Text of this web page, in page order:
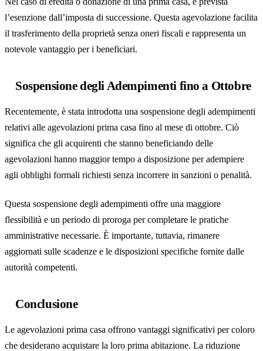
l’esenzione dall’imposta di successione. Questa agevolazione facilita
il trasferimento della proprietà senza oneri fiscali e rappresenta un
notevole vantaggio per i beneficiari.
Sospensione degli Adempimenti fino a Ottobre
Recentemente, è stata introdotta una sospensione degli adempimenti
relativi alle agevolazioni prima casa fino al mese di ottobre. Ciò
significa che gli acquirenti che stanno beneficiando delle
agevolazioni hanno maggior tempo a disposizione per adempiere
agli obblighi formali richiesti senza incorrere in sanzioni o penalità.
Questa sospensione degli adempimenti offre una maggiore
flessibilità e un periodo di proroga per completare le pratiche
amministrative necessarie. È importante, tuttavia, rimanere
aggiornati sulle scadenze e le disposizioni specifiche fornite dalle
autorità competenti.
Conclusione
Le agevolazioni prima casa offrono vantaggi significativi per coloro
che desiderano acquistare la loro prima abitazione. La riduzione